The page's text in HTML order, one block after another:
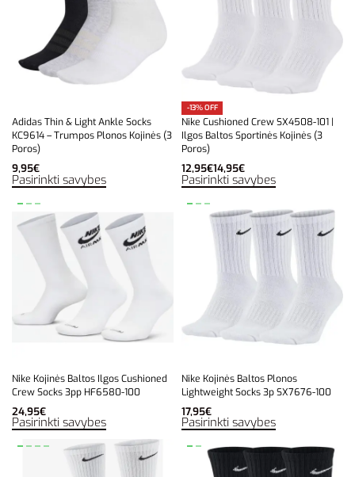
Adidas Thin & Light Ankle Socks
KC9614 – Trumpos Plonos Kojinės (3
Poros)
9,95€
Pasirinkti savybes
-13% OFF
Nike Cushioned Crew SX4508-101 |
Ilgos Baltos Sportinės Kojinės (3
Poros)
12,95€14,95€
Pasirinkti savybes
Nike Kojinės Baltos Ilgos Cushioned
Crew Socks 3pp HF6580-100
24,95€
Pasirinkti savybes
Nike Kojinės Baltos Plonos
Lightweight Socks 3p SX7676-100
17,95€
Pasirinkti savybes